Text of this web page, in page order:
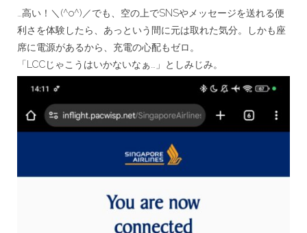
…高い！＼(^o^)／でも、空の上でSNSやメッセージを送れる便
利さを体験したら、あっという間に元は取れた気分。しかも座
席に電源があるから、充電の心配もゼロ。
「LCCじゃこうはいかないなぁ…」としみじみ。